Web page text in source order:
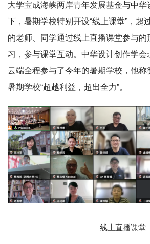
大学宝成海峡两岸青年发展基金与中
下，暑期学校特别开设“线上课堂”，超
的老师、同学通过线上直播课堂参与的
习，参与课堂互动。中华设计创作学会
云端全程参与了今年的暑期学校，他称
暑期学校“超越利益，超出全力”。
线上直播课堂